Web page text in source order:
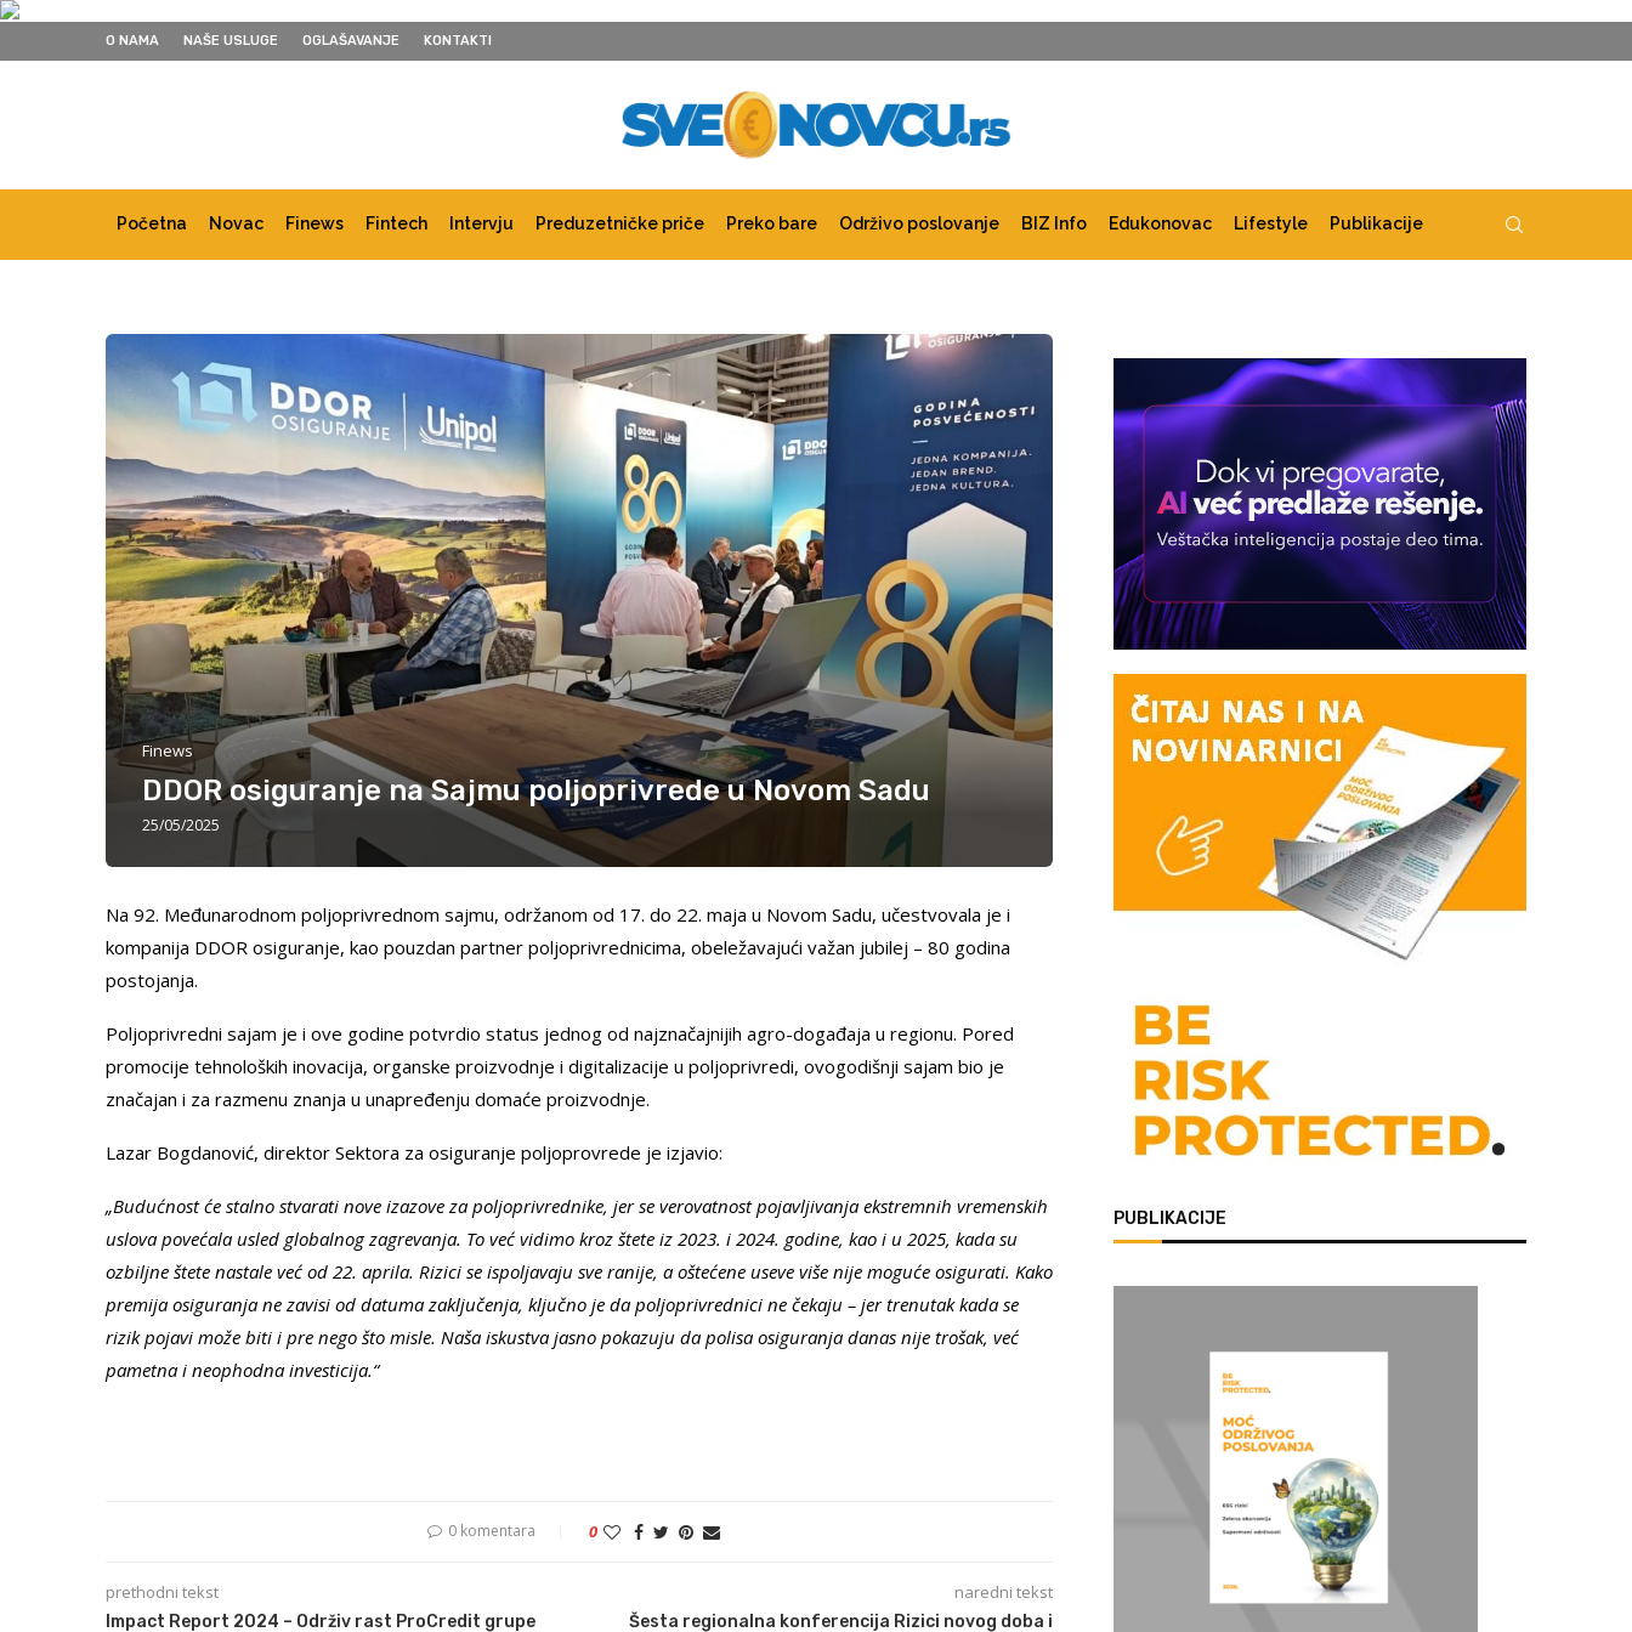
O NAMA NAŠE USLUGE OGLAŠAVANJE KONTAKTI
Početna Novac Finews Fintech Intervju Preduzetničke priče Preko bare Održivo poslovanje BIZ Info Edukonovac Lifestyle Publikacije
Finews
DDOR osiguranje na Sajmu poljoprivrede u Novom Sadu
25/05/2025
Na 92. Međunarodnom poljoprivrednom sajmu, održanom od 17. do 22. maja u Novom Sadu, učestvovala je i
kompanija DDOR osiguranje, kao pouzdan partner poljoprivrednicima, obeležavajući važan jubilej – 80 godina
postojanja.
Poljoprivredni sajam je i ove godine potvrdio status jednog od najznačajnijih agro-događaja u regionu. Pored
promocije tehnoloških inovacija, organske proizvodnje i digitalizacije u poljoprivredi, ovogodišnji sajam bio je
značajan i za razmenu znanja u unapređenju domaće proizvodnje.
Lazar Bogdanović, direktor Sektora za osiguranje poljoprovrede je izjavio:
„Budućnost će stalno stvarati nove izazove za poljoprivrednike, jer se verovatnost pojavljivanja ekstremnih vremenskih
uslova povećala usled globalnog zagrevanja. To već vidimo kroz štete iz 2023. i 2024. godine, kao i u 2025, kada su
ozbiljne štete nastale već od 22. aprila. Rizici se ispoljavaju sve ranije, a oštećene useve više nije moguće osigurati. Kako
premija osiguranja ne zavisi od datuma zaključenja, ključno je da poljoprivrednici ne čekaju – jer trenutak kada se
rizik pojavi može biti i pre nego što misle. Naša iskustva jasno pokazuju da polisa osiguranja danas nije trošak, već
pametna i neophodna investicija.“
0 komentara 0
prethodni tekst
Impact Report 2024 – Održiv rast ProCredit grupe
naredni tekst
Šesta regionalna konferencija Rizici novog doba i
PUBLIKACIJE